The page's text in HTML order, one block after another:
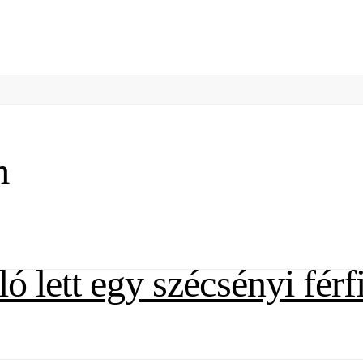
lett egy szécsényi